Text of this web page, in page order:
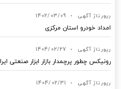
رپورتاژ آگهی •
1402/03/09
امداد خودرو استان مرکزی
رپورتاژ آگهی •
1404/02/27
رونیکس چطور پرچمدار بازار ابزار صنعتی
رپورتاژ آگهی •
1404/02/31